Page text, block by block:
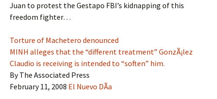
Juan to protest the Gestapo FBI’s kidnapping of this
freedom fighter…
Torture of Machetero denounced
MINH alleges that the “different treatment” GonzÃ¡lez
Claudio is receiving is intended to “soften” him.
By The Associated Press
February 11, 2008 El Nuevo DÃ­a